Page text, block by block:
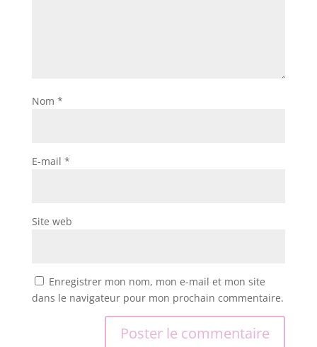
Nom *
E-mail *
Site web
Enregistrer mon nom, mon e-mail et mon site
dans le navigateur pour mon prochain commentaire.